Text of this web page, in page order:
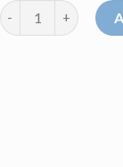
quantité de pull